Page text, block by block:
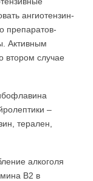
ангиотензин-
препаратов-
Активным
втором случае
–
терален,
алкоголя
В2 в